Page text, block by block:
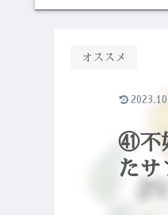
㊶不
たサ
オススメ